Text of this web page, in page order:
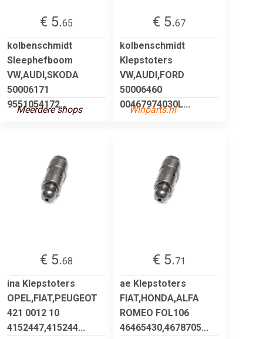
€ 5.65
kolbenschmidt
Sleephefboom
VW,AUDI,SKODA
50006171
9551054172...
Meerdere shops
€ 5.67
kolbenschmidt
Klepstoters
VW,AUDI,FORD
50006460
00467974030L...
Winparts.nl
€ 5.68
ina Klepstoters
OPEL,FIAT,PEUGEOT
421 0012 10
4152447,415244...
€ 5.71
ae Klepstoters
FIAT,HONDA,ALFA
ROMEO FOL106
46465430,4678705...